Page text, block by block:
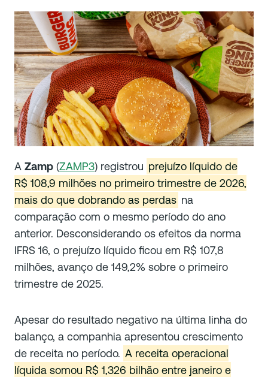
A Zamp (ZAMP3) registrou prejuízo líquido de
R$ 108,9 milhões no primeiro trimestre de 2026,
mais do que dobrando as perdas na
comparação com o mesmo período do ano
anterior. Desconsiderando os efeitos da norma
IFRS 16, o prejuízo líquido ficou em R$ 107,8
milhões, avanço de 149,2% sobre o primeiro
trimestre de 2025.
Apesar do resultado negativo na última linha do
balanço, a companhia apresentou crescimento
de receita no período. A receita operacional
líquida somou R$ 1,326 bilhão entre janeiro e